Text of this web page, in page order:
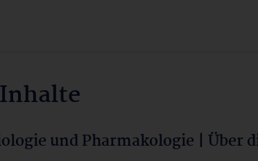
und Pharmakologie | Über